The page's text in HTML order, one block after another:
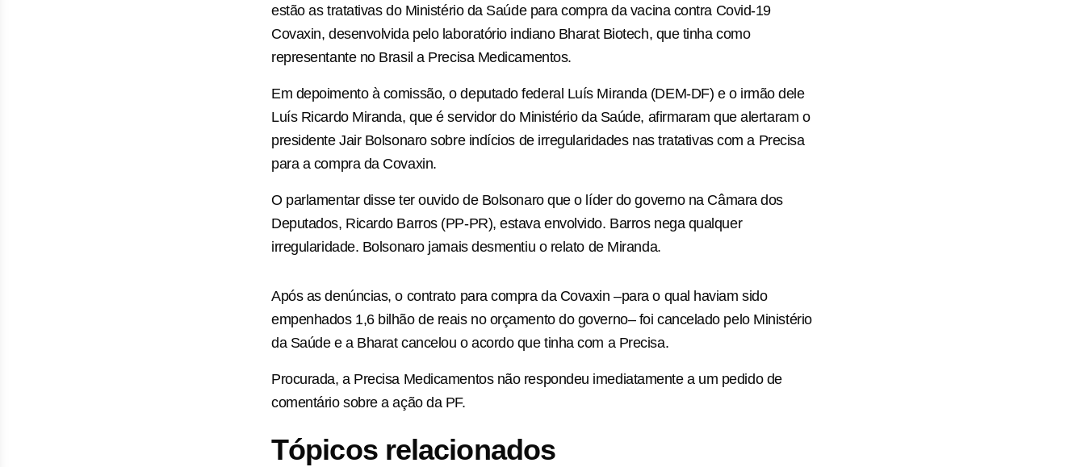
estão as tratativas do Ministério da Saúde para compra da vacina contra Covid-19
Covaxin, desenvolvida pelo laboratório indiano Bharat Biotech, que tinha como
representante no Brasil a Precisa Medicamentos.
Em depoimento à comissão, o deputado federal Luís Miranda (DEM-DF) e o irmão dele
Luís Ricardo Miranda, que é servidor do Ministério da Saúde, afirmaram que alertaram o
presidente Jair Bolsonaro sobre indícios de irregularidades nas tratativas com a Precisa
para a compra da Covaxin.
O parlamentar disse ter ouvido de Bolsonaro que o líder do governo na Câmara dos
Deputados, Ricardo Barros (PP-PR), estava envolvido. Barros nega qualquer
irregularidade. Bolsonaro jamais desmentiu o relato de Miranda.
Após as denúncias, o contrato para compra da Covaxin –para o qual haviam sido
empenhados 1,6 bilhão de reais no orçamento do governo– foi cancelado pelo Ministério
da Saúde e a Bharat cancelou o acordo que tinha com a Precisa.
Procurada, a Precisa Medicamentos não respondeu imediatamente a um pedido de
comentário sobre a ação da PF.
Tópicos relacionados